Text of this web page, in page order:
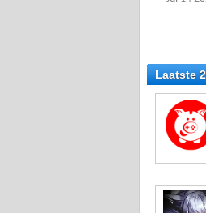
Laatste